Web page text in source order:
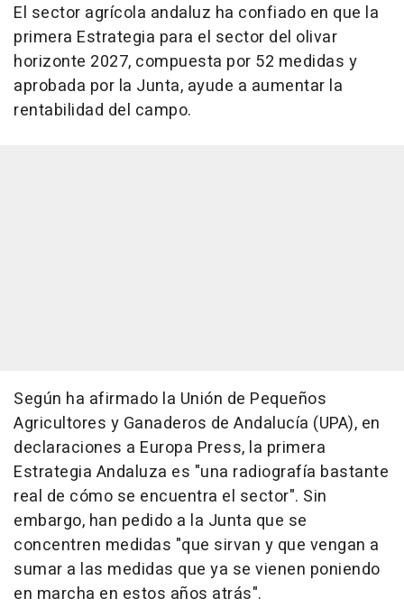
El sector agrícola andaluz ha confiado en que la
primera Estrategia para el sector del olivar
horizonte 2027, compuesta por 52 medidas y
aprobada por la Junta, ayude a aumentar la
rentabilidad del campo.
Según ha afirmado la Unión de Pequeños
Agricultores y Ganaderos de Andalucía (UPA), en
declaraciones a Europa Press, la primera
Estrategia Andaluza es "una radiografía bastante
real de cómo se encuentra el sector". Sin
embargo, han pedido a la Junta que se
concentren medidas "que sirvan y que vengan a
sumar a las medidas que ya se vienen poniendo
en marcha en estos años atrás".